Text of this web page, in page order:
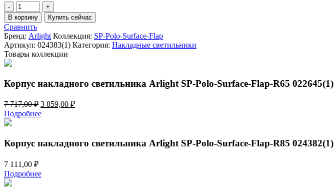
Количество
товара
Корпус
накладного
светильника
Arlight
SP-
Flap-
024383(1)
В корзину Купить сейчас
Сравнить
Бренд: Arlight Коллекция: SP-Polo-Surface-Flap
Артикул: 024383(1) Категория: Накладные светильники
Товары коллекции
Корпус накладного светильника Arlight SP-Polo-Surface-Flap-R65 022645(1)
7 717,00₽ Первоначальная
цена
составляла
3 859,00 ₽Текущая
Подробнее
Корпус накладного светильника Arlight SP-Polo-Surface-Flap-R85 024382(1)
7 111,00 ₽
Подробнее